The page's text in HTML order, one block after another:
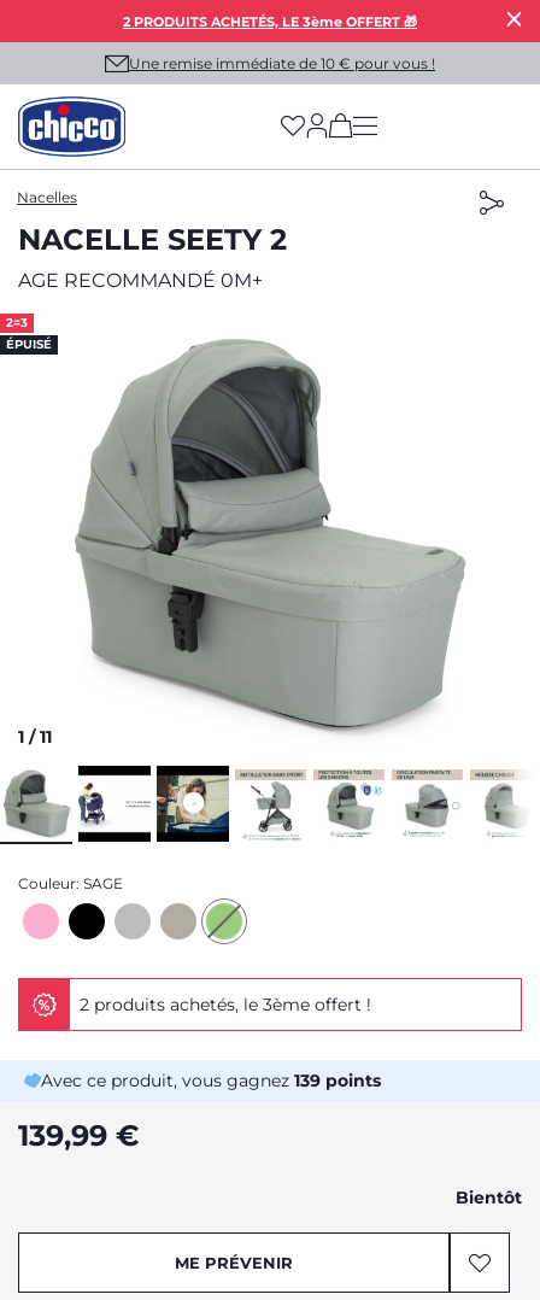
2 PRODUITS ACHETÉS, LE 3ème OFFERT 🎁
Une remise immédiate de 10 € pour vous !
(has more options
Nacelles
NACELLE SEETY 2
AGE RECOMMANDÉ 0M+
2=3
ÉPUISÉ
1 /11
Couleur: SAGE
2 produits achetés, le 3ème offert !
Avec ce produit, vous gagnez 139 points
139,99 €
Bientôt
ME PRÉVENIR